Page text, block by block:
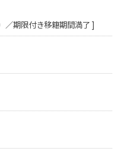
／期限付き移籍期間満了 ]